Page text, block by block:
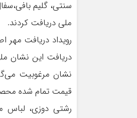
سنتی، گلیم
ملی دریافت کردند.
رویداد دریافت مهر
دریافت این نشان
نشان مرغوبیت
قیمت تمام شده
رشتی دوزی، لباس